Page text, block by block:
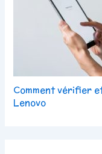
Comment vérifier
Lenovo